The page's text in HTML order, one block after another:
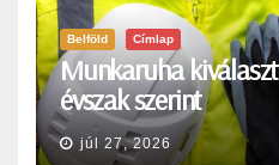
Belföld Címlap
Munkaruha
évszak szerint
júl 27, 2026